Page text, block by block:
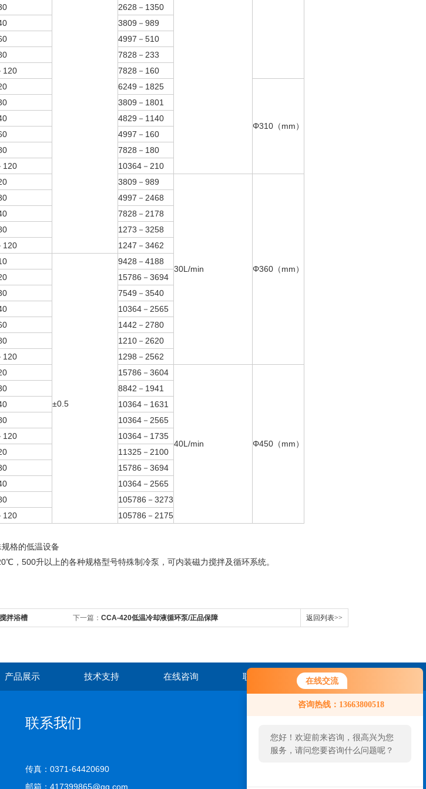
在线交流
咨询热线：13663800518
您好！欢迎前来咨询，很高兴为您
服务，请问您要咨询什么问题呢？
2628－1350
3809－989
4997－510
7828－233
120
7828－160
6249－1825
Φ310（mm）
3809－1801
4829－1140
4997－160
7828－180
120
10364－210
3809－989
30L/min Φ360（mm）
4997－2468
7828－2178
1273－3258
120
1247－3462
±0.5
9428－4188
15786－3694
7549－3540
10364－2565
1442－2780
1210－2620
120
1298－2562
15786－3604
40L/min Φ450（mm）
8842－1941
10364－1631
10364－2565
120
10364－1735
11325－2100
15786－3694
10364－2565
105786－3273
120 105786－2175
格的低温设备
，500升以上的各种规格型号特殊制冷泵，可内装磁力搅拌及循环系统。
拌浴槽 下一篇： CCA-420低温冷却液循环泵/正品保障 返回列表>>
产品展示 技术支持 在线咨询 联系我们
联系我们
传真：0371-64420690
邮箱：417399865@qq.com